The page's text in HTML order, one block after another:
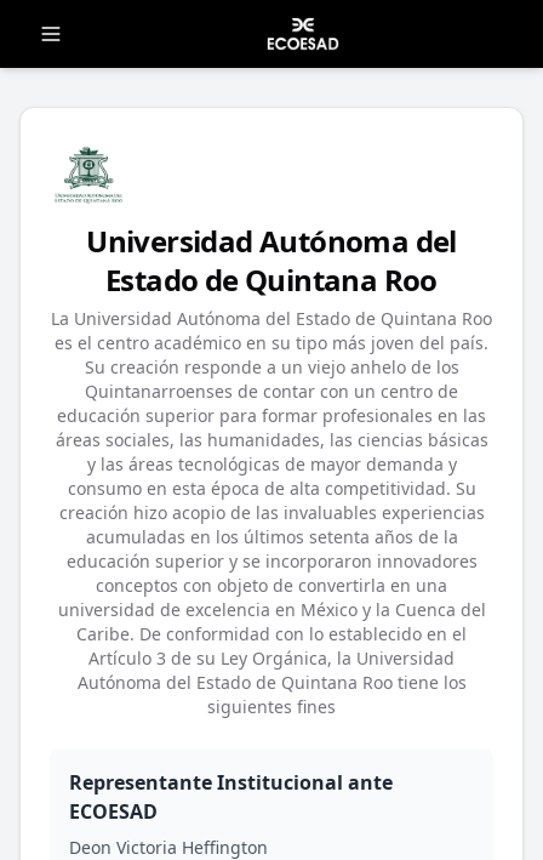
Universidad Autónoma del
Estado de Quintana Roo
La Universidad Autónoma del Estado de Quintana Roo
es el centro académico en su tipo más joven del país.
Su creación responde a un viejo anhelo de los
Quintanarroenses de contar con un centro de
educación superior para formar profesionales en las
áreas sociales, las humanidades, las ciencias básicas
y las áreas tecnológicas de mayor demanda y
consumo en esta época de alta competitividad. Su
creación hizo acopio de las invaluables experiencias
acumuladas en los últimos setenta años de la
educación superior y se incorporaron innovadores
conceptos con objeto de convertirla en una
universidad de excelencia en México y la Cuenca del
Caribe. De conformidad con lo establecido en el
Artículo 3 de su Ley Orgánica, la Universidad
Autónoma del Estado de Quintana Roo tiene los
siguientes fines
Representante Institucional ante
ECOESAD
Deon Victoria Heffington